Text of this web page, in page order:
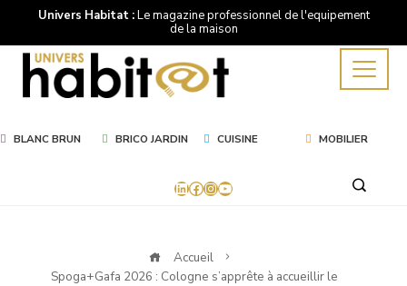
Univers Habitat :Le magazine professionnel de l'equipement
de la maison
BLANC BRUN BRICO JARDIN CUISINE MOBILIER
LinkedIn
Facebook
Instagram
YouTube
Accueil
Spoga+Gafa 2026 : Cologne s’apprête à accueillir le